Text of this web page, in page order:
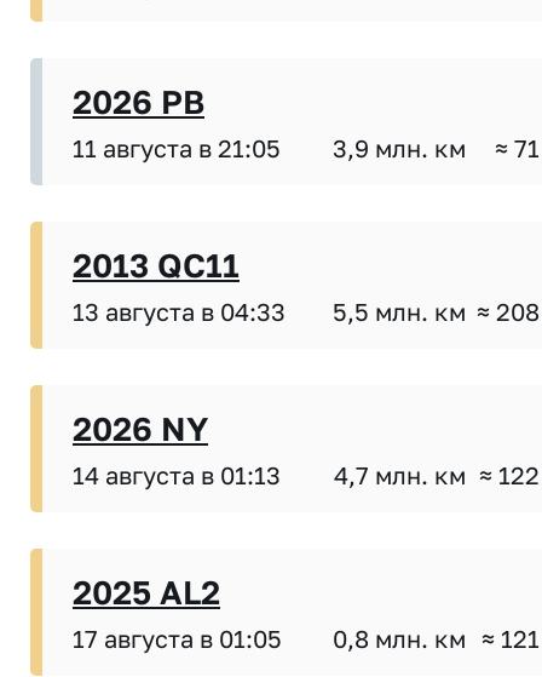
2026 PB
11 августа в 21:05 3,9 млн. км ≈
2013 QC11
13 августа в 04:33 5,5 млн. км ≈
2026 NY
14 августа в 01:13 4,7 млн. км ≈
2025 AL2
17 августа в 01:05 0,8 млн. км ≈